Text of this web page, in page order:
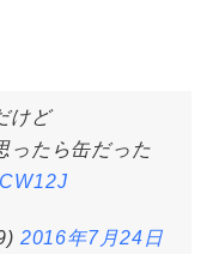
けど
ったら缶だった
2016年7月24日